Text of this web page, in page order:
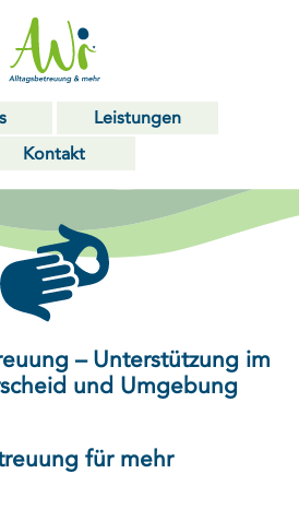
Leistungen
Kontakt
– Unterstützung im
und Umgebung
für mehr